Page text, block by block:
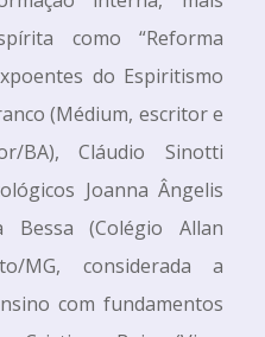
como “Reforma
do Espiritismo
(Médium, escritor e
BA), Cláudio Sinotti
Joanna Ângelis
Bessa (Colégio Allan
MG, considerada a
com fundamentos